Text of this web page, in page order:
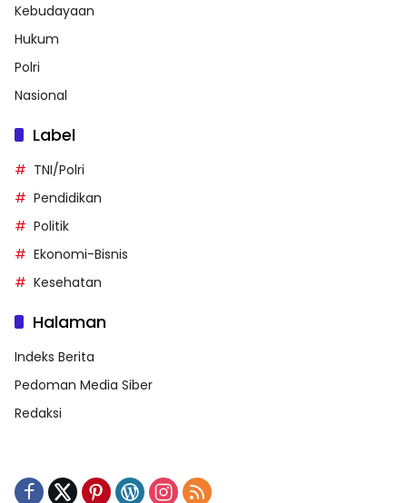
Kebudayaan
Hukum
Polri
Nasional
Label
TNI/Polri
Pendidikan
Politik
Ekonomi-Bisnis
Kesehatan
Halaman
Indeks Berita
Pedoman Media Siber
Redaksi